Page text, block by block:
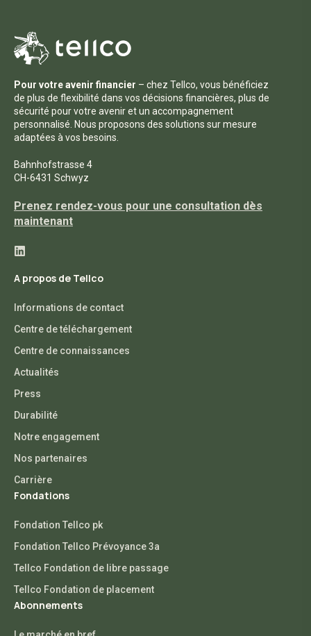
Pour votre avenir financier – chez Tellco, vous bénéficiez
de plus de flexibilité dans vos décisions financières, plus de
sécurité pour votre avenir et un accompagnement
personnalisé. Nous proposons des solutions sur mesure
adaptées à vos besoins.
Bahnhofstrasse 4
CH-6431 Schwyz
Prenez rendez-vous pour une consultation dès
maintenant
A propos de Tellco
Informations de contact
Centre de téléchargement
Centre de connaissances
Actualités
Press
Durabilité
Notre engagement
Nos partenaires
Carrière
Fondations
Fondation Tellco pk
Fondation Tellco Prévoyance 3a
Tellco Fondation de libre passage
Tellco Fondation de placement
Abonnements